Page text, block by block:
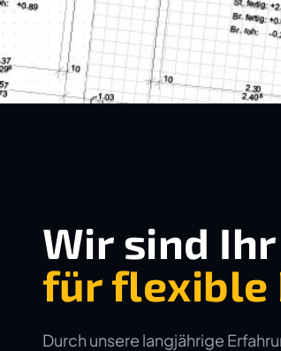
Wir sind
für flexible
Durch unsere langjährige